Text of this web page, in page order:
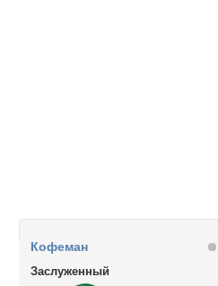
Кофеман
Заслуженный